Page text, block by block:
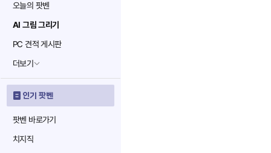
오늘의 팟벤
AI 그림 그리기
PC 견적 게시판
더보기
인기 팟벤
팟벤 바로가기
치지직